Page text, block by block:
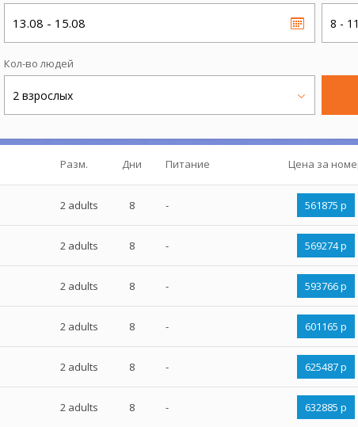
13.08 - 15.08 8 - 11
Кол-во людей
2 взрослых
Разм. Дни Питание Цена за
2 adults 8 - 561875 р
2 adults 8 - 569274 р
2 adults 8 - 593766 р
2 adults 8 - 601165 р
2 adults 8 - 625487 р
2 adults 8 - 632885 р